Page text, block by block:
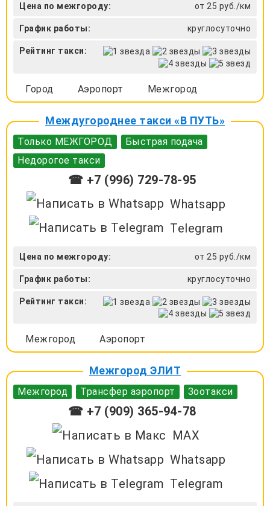
Цена по межгороду: от 25 руб./км
График работы: круглосуточно
Рейтинг такси:
Город Аэропорт Межгород
Междугороднее такси «В ПУТЬ»
Только МЕЖГОРОД
Быстрая подача
Недорогое такси
☎ +7 (996) 729-78-95
Whatsapp
Telegram
Цена по межгороду: от 25 руб./км
График работы: круглосуточно
Рейтинг такси:
Межгород Аэропорт
Межгород ЭЛИТ
Межгород Трансфер аэропорт Зоотакси
☎ +7 (909) 365-94-78
MAX
Whatsapp
Telegram